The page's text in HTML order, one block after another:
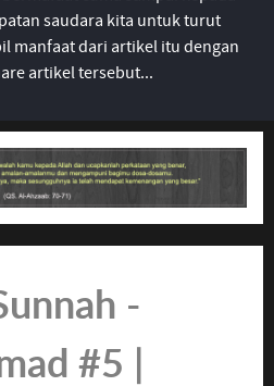
saudara kita untuk turut
manfaat dari artikel itu dengan
artikel tersebut...
-
#5 |